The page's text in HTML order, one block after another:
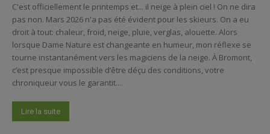
C'est officiellement le printemps et... il neige à plein ciel ! On ne dira
pas non. Mars 2026 n'a pas été évident pour les skieurs. On a eu
droit à tout: chaleur, froid, neige, pluie, verglas, alouette. Alors
lorsque Dame Nature est changeante en humeur, mon réflexe se
tourne instantanément vers les magiciens de la neige. À Bromont,
c’est presque impossible d’être déçu des conditions, votre
chroniqueur vous le garantit....
Lire la suite